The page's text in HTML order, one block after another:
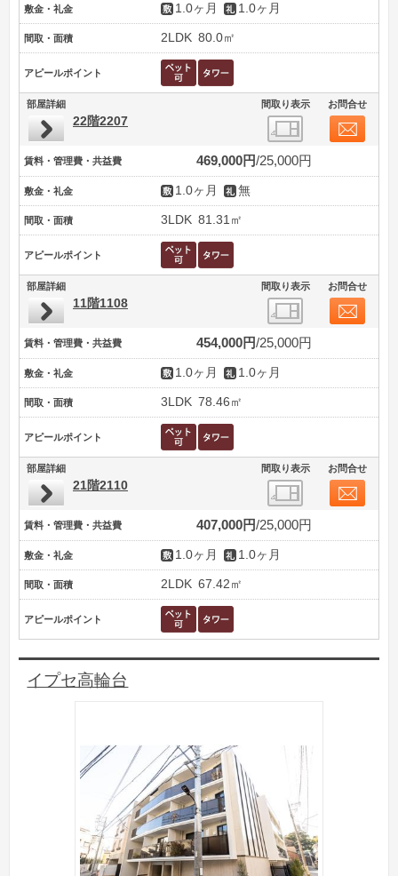
敷金・礼金 1.0ヶ月 1.0ヶ月
間取・面積 2LDK 80.0㎡
アピールポイント
部屋詳細 間取り表示 お問合せ
22階2207
賃料・管理費・共益費 469,000円 25,000円
敷金・礼金 1.0ヶ月 無
間取・面積 3LDK 81.31㎡
アピールポイント
部屋詳細 間取り表示 お問合せ
11階1108
賃料・管理費・共益費 454,000円 25,000円
敷金・礼金 1.0ヶ月 1.0ヶ月
間取・面積 3LDK 78.46㎡
アピールポイント
部屋詳細 間取り表示 お問合せ
21階2110
賃料・管理費・共益費 407,000円 25,000円
敷金・礼金 1.0ヶ月 1.0ヶ月
間取・面積 2LDK 67.42㎡
アピールポイント
イプセ高輪台